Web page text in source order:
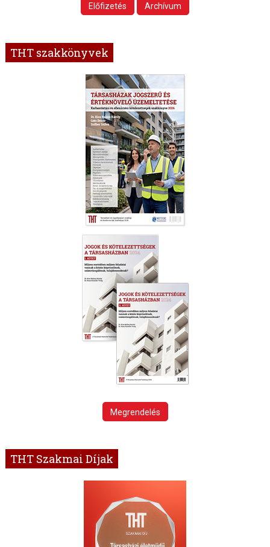
Előfizetés Archívum
THT szakkönyvek
Megrendelés
THT Szakmai Díjak